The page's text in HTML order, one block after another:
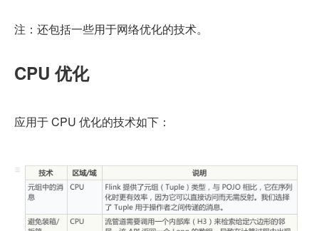
注：还包括一些用于网络优化的技术。
CPU 优化
应用于 CPU 优化的技术如下：